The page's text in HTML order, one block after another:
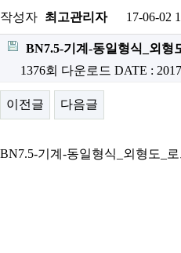
작성자 최고관리자 17-06-02
BN7.5-기계-동일형식_외형
1376회 다운로드 DATE :
이전글 다음글
BN7.5-기계-동일형식_외형도_